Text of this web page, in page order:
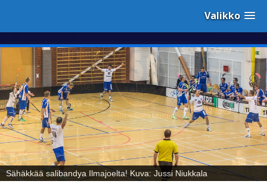
Valikko
Sähäkkää salibandya Ilmajoelta! Kuva: Jussi Niukkala